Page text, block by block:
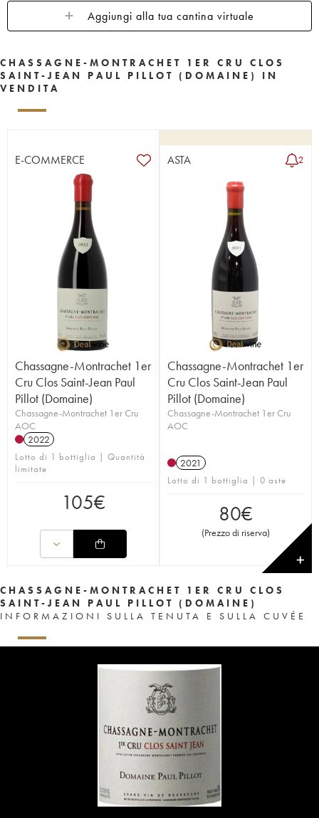
Aggiungi alla tua cantina virtuale
CHASSAGNE-MONTRACHET 1ER CRU CLOS
SAINT-JEAN PAUL PILLOT (DOMAINE) IN
VENDITA
E-COMMERCE
Chassagne-Montrachet 1er
Cru Clos Saint-Jean Paul
Pillot (Domaine)
Chassagne-Montrachet 1er Cru
AOC
2022
Lotto di 1 bottiglia | Quantità
limitate
105€
ASTA 2
Chassagne-Montrachet 1er
Cru Clos Saint-Jean Paul
Pillot (Domaine)
Chassagne-Montrachet 1er Cru
AOC
2021
Lotto di 1 bottiglia | 0 aste
80€
(Prezzo di riserva)
✕
CHASSAGNE-MONTRACHET 1ER CRU CLOS
SAINT-JEAN PAUL PILLOT (DOMAINE)
INFORMAZIONI SULLA TENUTA E SULLA CUVÉE